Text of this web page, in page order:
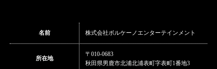
名前 株式会社ボルケーノエンターテインメント
所在地
〒010-0683
秋田県男鹿市北浦北浦表町字表町1番地3